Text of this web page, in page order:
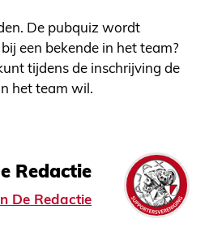
De pubquiz wordt
een bekende in het team?
tijdens de inschrijving de
het team wil.
Redactie
De Redactie